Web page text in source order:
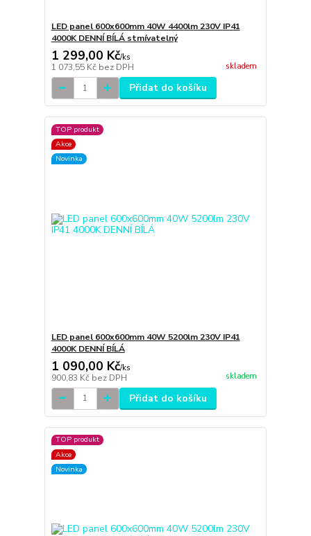
LED panel 600x600mm 40W 4400lm 230V IP41
4000K DENNÍ BÍLÁ stmívatelný
1 299,00 Kč/ks
1 073,55 Kč bez DPH skladem
Přidat do košíku
TOP produkt
Akce
Novinka
LED panel 600x600mm 40W 5200lm 230V IP41
4000K DENNÍ BÍLÁ
1 090,00 Kč/ks
900,83 Kč bez DPH skladem
Přidat do košíku
TOP produkt
Akce
Novinka